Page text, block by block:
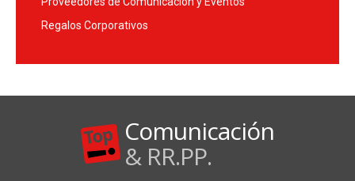
Regalos Corporativos
Comunicación
& RR.PP.